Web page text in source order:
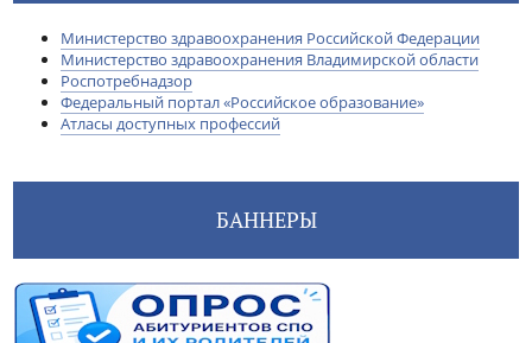
Министерство здравоохранения Российской Федерации
Министерство здравоохранения Владимирской области
Роспотребнадзор
Федеральный портал «Российское образование»
Атласы доступных профессий
БАННЕРЫ